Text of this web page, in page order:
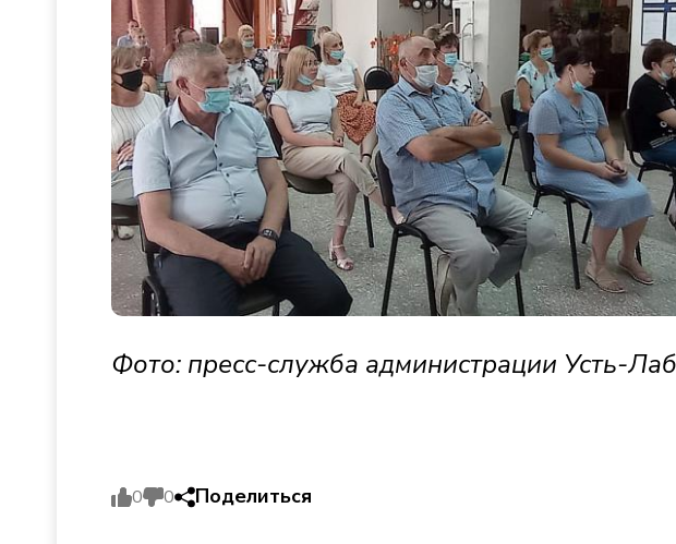
Фото: пресс-служба администрации Усть-
0 0 Поделиться